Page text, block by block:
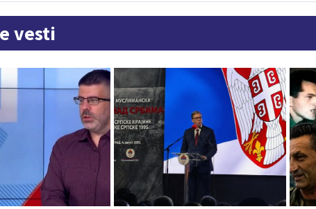
vesti